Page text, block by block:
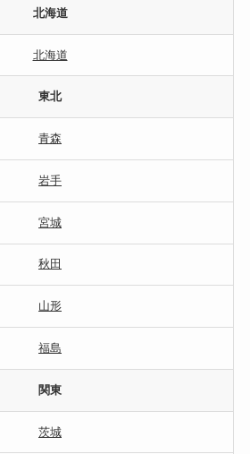
北海道
北海道
東北
青森
岩手
宮城
秋田
山形
福島
関東
茨城